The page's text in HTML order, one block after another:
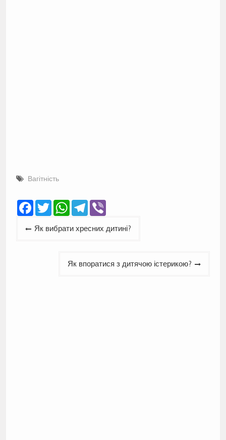
Вагітність
Facebook
TwitterWhatsApp
Telegram
Viber
Навігація
Як вибрати хресних дитині?
Як впоратися з дитячою істерикою?